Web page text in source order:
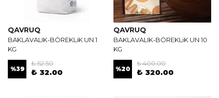
QAVRUQ
BAKLAVALIK-BÖREKLiK UN 1
KG
%39
₺ 52.50
₺ 32.00
QAVRUQ
BAKLAVALIK-BÖREKLiK UN 10
KG
%20
₺ 400.00
₺ 320.00